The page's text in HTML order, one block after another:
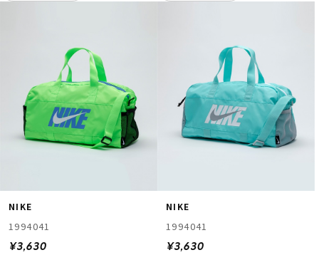
NIKE
1994041
¥3,630
NIKE
1994041
¥3,630